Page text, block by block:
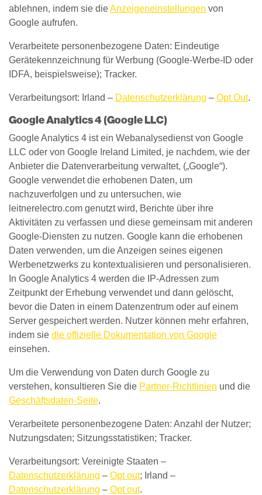
ablehnen, indem sie dieAnzeigeneinstellungen von
Google aufrufen.
Verarbeitete personenbezogene Daten: Eindeutige
Gerätekennzeichnung für Werbung (Google-Werbe-ID oder
IDFA, beispielsweise); Tracker.
Verarbeitungsort: Irland – Datenschutzerklärung – Opt Out.
Google Analytics 4 (Google LLC)
Google Analytics 4 ist ein Webanalysedienst von Google
LLC oder von Google Ireland Limited, je nachdem, wie der
Anbieter die Datenverarbeitung verwaltet, („Google“).
Google verwendet die erhobenen Daten, um
nachzuverfolgen und zu untersuchen, wie
leitnerelectro.com genutzt wird, Berichte über ihre
Aktivitäten zu verfassen und diese gemeinsam mit anderen
Google-Diensten zu nutzen. Google kann die erhobenen
Daten verwenden, um die Anzeigen seines eigenen
Werbenetzwerks zu kontextualisieren und personalisieren.
In Google Analytics 4 werden die IP-Adressen zum
Zeitpunkt der Erhebung verwendet und dann gelöscht,
bevor die Daten in einem Datenzentrum oder auf einem
Server gespeichert werden. Nutzer können mehr erfahren,
indem sie die offizielle Dokumentation von Google
einsehen.
Um die Verwendung von Daten durch Google zu
verstehen, konsultieren Sie die Partner-Richtlinien und die
Geschäftsdaten-Seite.
Verarbeitete personenbezogene Daten: Anzahl der Nutzer;
Nutzungsdaten; Sitzungsstatistiken; Tracker.
Verarbeitungsort: Vereinigte Staaten –
Datenschutzerklärung – Opt out; Irland –
Datenschutzerklärung – Opt out.